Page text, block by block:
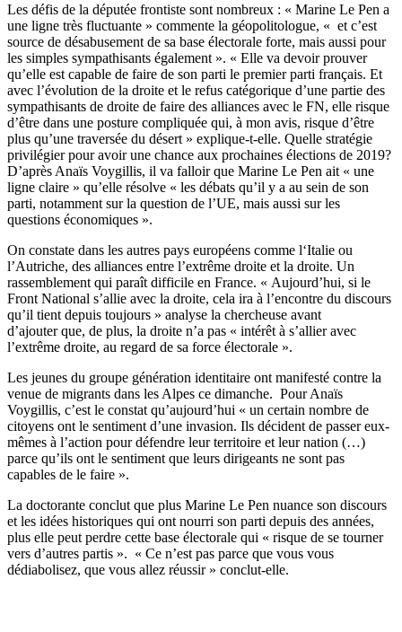
Les défis de la députée frontiste sont nombreux : « Marine Le Pen a
une ligne très fluctuante » commente la géopolitologue, « et c’est
source de désabusement de sa base électorale forte, mais aussi pour
les simples sympathisants également ». « Elle va devoir prouver
qu’elle est capable de faire de son parti le premier parti français. Et
avec l’évolution de la droite et le refus catégorique d’une partie des
sympathisants de droite de faire des alliances avec le FN, elle risque
d’être dans une posture compliquée qui, à mon avis, risque d’être
plus qu’une traversée du désert » explique-t-elle. Quelle stratégie
privilégier pour avoir une chance aux prochaines élections de 2019?
D’après Anaïs Voygillis, il va falloir que Marine Le Pen ait « une
ligne claire » qu’elle résolve « les débats qu’il y a au sein de son
parti, notamment sur la question de l’UE, mais aussi sur les
questions économiques ».
On constate dans les autres pays européens comme l‘Italie ou
l’Autriche, des alliances entre l’extrême droite et la droite. Un
rassemblement qui paraît difficile en France. « Aujourd’hui, si le
Front National s’allie avec la droite, cela ira à l’encontre du discours
qu’il tient depuis toujours » analyse la chercheuse avant
d’ajouter que, de plus, la droite n’a pas « intérêt à s’allier avec
l’extrême droite, au regard de sa force électorale ».
Les jeunes du groupe génération identitaire ont manifesté contre la
venue de migrants dans les Alpes ce dimanche. Pour Anaïs
Voygillis, c’est le constat qu’aujourd’hui « un certain nombre de
citoyens ont le sentiment d’une invasion. Ils décident de passer eux-
mêmes à l’action pour défendre leur territoire et leur nation (…)
parce qu’ils ont le sentiment que leurs dirigeants ne sont pas
capables de le faire ».
La doctorante conclut que plus Marine Le Pen nuance son discours
et les idées historiques qui ont nourri son parti depuis des années,
plus elle peut perdre cette base électorale qui « risque de se tourner
vers d’autres partis ». « Ce n’est pas parce que vous vous
dédiabolisez, que vous allez réussir » conclut-elle.